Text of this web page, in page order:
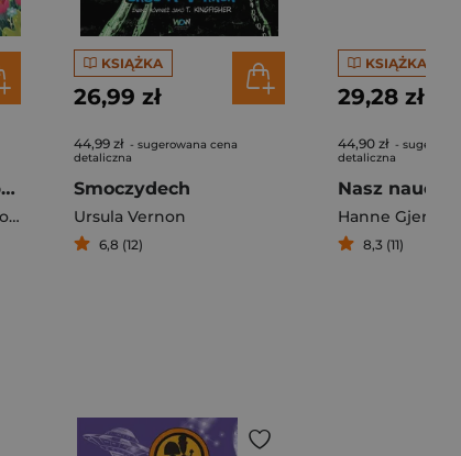
Dobrze być z Tobą, przyjacielu
Aniela Cholewińska-Szkolik
KSIĄŻKA
26,99 zł
44,99 zł - sugerowana cena
detaliczna
Smoczydech
Ursula Vernon
6,8 (12)
KSIĄŻKA
29,28 zł
44,90 zł -
detaliczna
Nasz
Hanne Gjerde
8,3 (11)